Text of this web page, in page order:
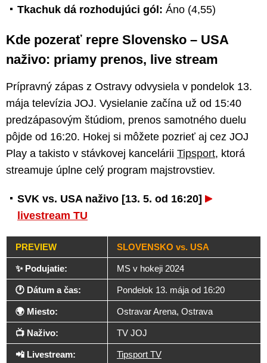
Tkachuk dá rozhodujúci gól: Áno (4,55)
Kde pozerať repre Slovensko – USA
naživo: priamy prenos, live stream
Prípravný zápas z Ostravy odvysiela v pondelok 13.
mája televízia JOJ. Vysielanie začína už od 15:40
predzápasovým štúdiom, prenos samotného duelu
pôjde od 16:20. Hokej si môžete pozrieť aj cez JOJ
Play a takisto v stávkovej kancelárii Tipsport, ktorá
streamuje úplne celý program majstrovstiev.
SVK vs. USA naživo [13. 5. od 16:20]
livestream TU
PREVIEW SLOVENSKO vs. USA
✨ Podujatie: MS v hokeji 2024
🕐 Dátum a čas: Pondelok 13. mája od 16:20
🌍 Miesto: Ostravar Arena, Ostrava
📺 Naživo: TV JOJ
📲 Livestream: Tipsport TV